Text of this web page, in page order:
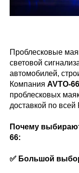
Проблесковые
световой
автомобилей,
Компания AVTO-66
проблесковых
доставкой по всей
Почему
66:
✅ Большой